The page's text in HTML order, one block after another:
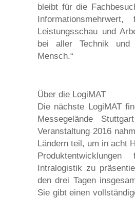
bleibt für die
Leistungsschau und
bei aller Technik und
Mensch.“
Über die LogiMAT
Die nächste LogiMAT
Messegelände
Veranstaltung 2016
Ländern teil, um in acht
Intralogistik zu
den drei Tagen
Sie gibt einen